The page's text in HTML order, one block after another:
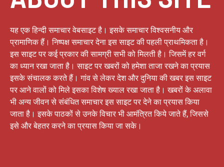
यह एक हिन्दी समाचार वेबसाइट है। इसके समाचार विश्वसनीय और
प्रामाणिक हैं। निष्पक्ष समाचार देना इस साइट की पहली प्राथमिकता है।
इस साइट पर कई प्रकार की सामग्री सभी को मिलती है। जिसमें हर वर्ग
का ध्यान रखा जाता है। साइट पर खबरों को हमेशा ताजा रखने का प्रयास
इसके संचालक करते हैं। गांव से लेकर देश और दुनिया की खबर इस साइट
पर आने वालों को मिले इसका विशेष ख्याल रखा जाता है। खबरों के अलावा
भी अन्य जीवन से संबंधित समाचार इस साइट पर देने का प्रयास किया
जाता है। इसके पाठकों से उनके विचार भी आमंत्रित किये जाते हैं, जिससे
इसे और बेहतर करने का प्रयास किया जा सके।